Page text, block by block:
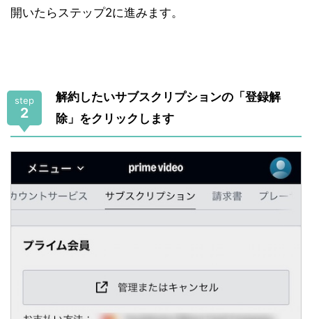
開いたらステップ2に進みます。
step
2
解約したいサブスクリプションの「登録解
除」をクリックします